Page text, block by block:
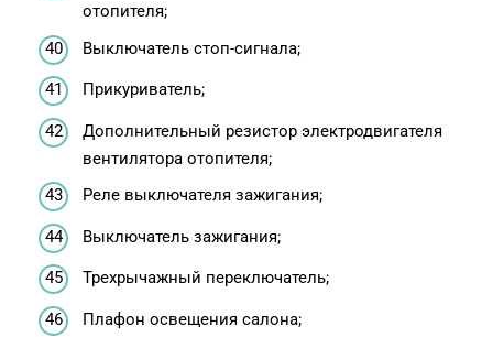
отопителя;
Выключатель стоп-сигнала;
Прикуриватель;
Дополнительный резистор электродвигателя
вентилятора отопителя;
Реле выключателя зажигания;
Выключатель зажигания;
Трехрычажный переключатель;
Плафон освещения салона;